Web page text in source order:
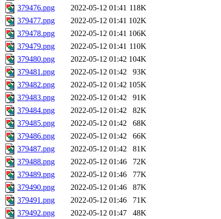
379476.png
2022-05-12 01:41 118K
379477.png
2022-05-12 01:41 102K
379478.png
2022-05-12 01:41 106K
379479.png
2022-05-12 01:41 110K
379480.png
2022-05-12 01:42 104K
379481.png
2022-05-12 01:42
93K
379482.png
2022-05-12 01:42 105K
379483.png
2022-05-12 01:42
91K
379484.png
2022-05-12 01:42
82K
379485.png
2022-05-12 01:42
68K
379486.png
2022-05-12 01:42
66K
379487.png
2022-05-12 01:42
81K
379488.png
2022-05-12 01:46
72K
379489.png
2022-05-12 01:46
77K
379490.png
2022-05-12 01:46
87K
379491.png
2022-05-12 01:46
71K
379492.png
2022-05-12 01:47 48K